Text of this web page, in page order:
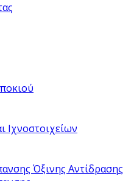
Ιχνοστοιχείων
Όξινης Αντίδρασης